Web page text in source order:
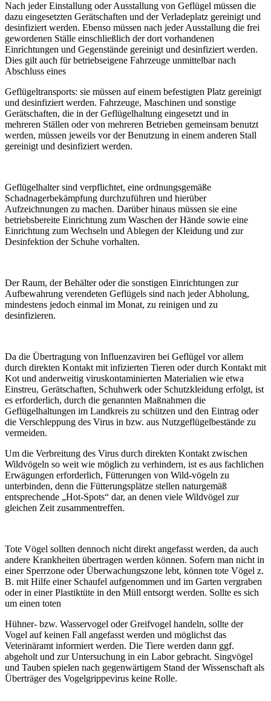
Nach jeder Einstallung oder Ausstallung von Geflügel müssen die
dazu eingesetzten Gerätschaften und der Verladeplatz gereinigt und
desinfiziert werden. Ebenso müssen nach jeder Ausstallung die frei
gewordenen Ställe einschließlich der dort vorhandenen
Einrichtungen und Gegenstände gereinigt und desinfiziert werden.
Dies gilt auch für betriebseigene Fahrzeuge unmittelbar nach
Abschluss eines
Geflügeltransports: sie müssen auf einem befestigten Platz gereinigt
und desinfiziert werden. Fahrzeuge, Maschinen und sonstige
Gerätschaften, die in der Geflügelhaltung eingesetzt und in
mehreren Ställen oder von mehreren Betrieben gemeinsam benutzt
werden, müssen jeweils vor der Benutzung in einem anderen Stall
gereinigt und desinfiziert werden.
Geflügelhalter sind verpflichtet, eine ordnungsgemäße
Schadnagerbekämpfung durchzuführen und hierüber
Aufzeichnungen zu machen. Darüber hinaus müssen sie eine
betriebsbereite Einrichtung zum Waschen der Hände sowie eine
Einrichtung zum Wechseln und Ablegen der Kleidung und zur
Desinfektion der Schuhe vorhalten.
Der Raum, der Behälter oder die sonstigen Einrichtungen zur
Aufbewahrung verendeten Geflügels sind nach jeder Abholung,
mindestens jedoch einmal im Monat, zu reinigen und zu
desinfizieren.
Da die Übertragung von Influenzaviren bei Geflügel vor allem
durch direkten Kontakt mit infizierten Tieren oder durch Kontakt mit
Kot und anderweitig viruskontaminierten Materialien wie etwa
Einstreu, Gerätschaften, Schuhwerk oder Schutzkleidung erfolgt, ist
es erforderlich, durch die genannten Maßnahmen die
Geflügelhaltungen im Landkreis zu schützen und den Eintrag oder
die Verschleppung des Virus in bzw. aus Nutzgeflügelbestände zu
vermeiden.
Um die Verbreitung des Virus durch direkten Kontakt zwischen
Wildvögeln so weit wie möglich zu verhindern, ist es aus fachlichen
Erwägungen erforderlich, Fütterungen von Wild-vögeln zu
unterbinden, denn die Fütterungsplätze stellen naturgemäß
entsprechende „Hot-Spots“ dar, an denen viele Wildvögel zur
gleichen Zeit zusammentreffen.
Tote Vögel sollten dennoch nicht direkt angefasst werden, da auch
andere Krankheiten übertragen werden können. Sofern man nicht in
einer Sperrzone oder Überwachungszone lebt, können tote Vögel z.
B. mit Hilfe einer Schaufel aufgenommen und im Garten vergraben
oder in einer Plastiktüte in den Müll entsorgt werden. Sollte es sich
um einen toten
Hühner- bzw. Wasservogel oder Greifvogel handeln, sollte der
Vogel auf keinen Fall angefasst werden und möglichst das
Veterinäramt informiert werden. Die Tiere werden dann ggf.
abgeholt und zur Untersuchung in ein Labor gebracht. Singvögel
und Tauben spielen nach gegenwärtigem Stand der Wissenschaft als
Überträger des Vogelgrippevirus keine Rolle.